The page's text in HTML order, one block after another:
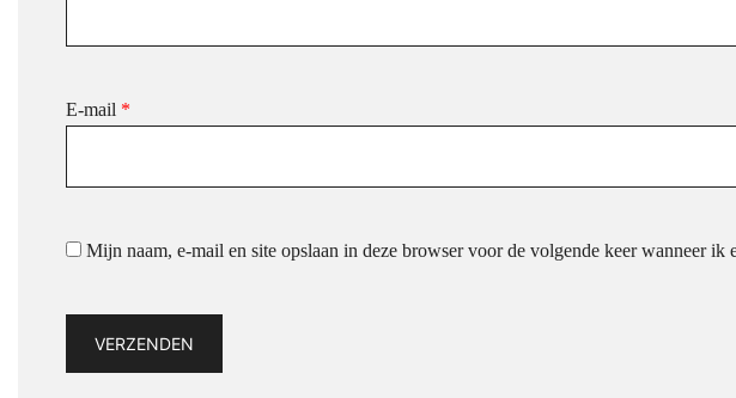
E-mail *
Mijn naam, e-mail en site opslaan in deze browser voor de volgende keer wanneer ik